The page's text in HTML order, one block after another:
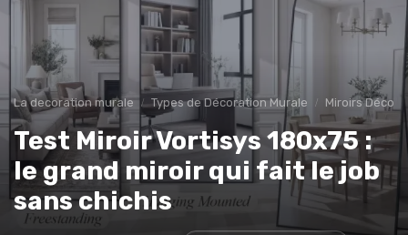
La decoration murale Types de Décoration Murale Miroirs
Test Miroir Vortisys 180x75 :
le grand miroir qui fait le job
sans chichis